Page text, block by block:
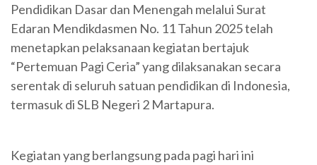
Pendidikan Dasar dan Menengah melalui Surat
Edaran Mendikdasmen No. 11 Tahun 2025 telah
menetapkan pelaksanaan kegiatan bertajuk
“Pertemuan Pagi Ceria” yang dilaksanakan secara
serentak di seluruh satuan pendidikan di Indonesia,
termasuk di SLB Negeri 2 Martapura.
Kegiatan yang berlangsung pada pagi hari ini